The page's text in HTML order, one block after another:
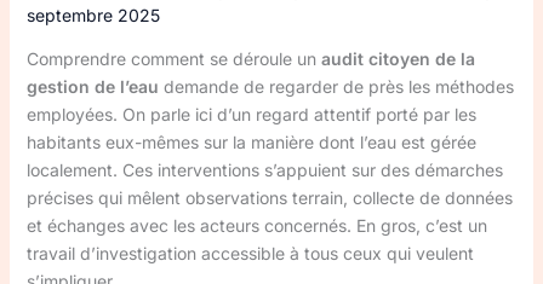
septembre 2025
Comprendre comment se déroule un audit citoyen de la
gestion de l’eau demande de regarder de près les méthodes
employées. On parle ici d’un regard attentif porté par les
habitants eux-mêmes sur la manière dont l’eau est gérée
localement. Ces interventions s’appuient sur des démarches
précises qui mêlent observations terrain, collecte de données
et échanges avec les acteurs concernés. En gros, c’est un
travail d’investigation accessible à tous ceux qui veulent